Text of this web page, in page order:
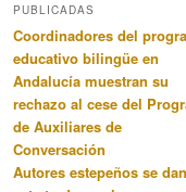
PUBLICADAS
Coordinadores del
educativo bilingüe en
Andalucía muestran su
rechazo al cese del
de Auxiliares de
Conversación
Autores estepeños se